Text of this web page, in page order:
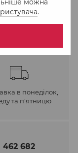
.
в понеділок,
та п'ятницю
462 682